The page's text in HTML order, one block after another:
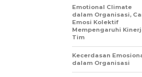
Emotional Climate
dalam Organisasi,
Emosi Kolektif
Mempengaruhi
Tim
Kecerdasan
dalam Organisasi